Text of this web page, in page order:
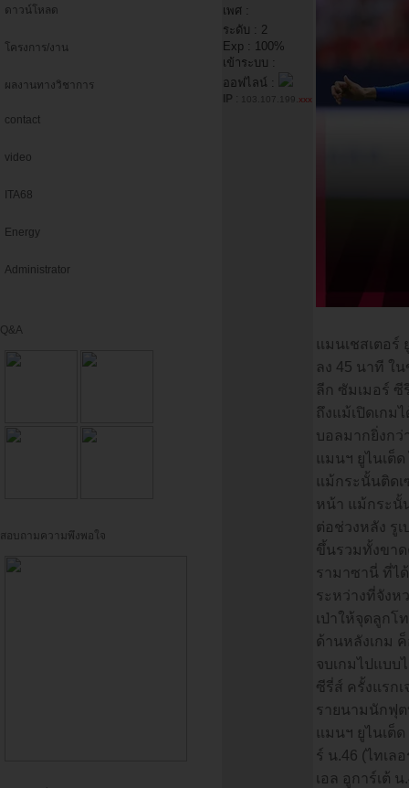
ดาวน์โหลด
โครงการ/งาน
ผลงานทางวิชาการ
contact
video
ITA68
Energy
Administrator
Q&A
สอบถามความพึงพอใจ
เพศ :
ระดับ : 2
Exp : 100%
เข้าระบบ :
ออฟไลน์ :
IP : 103.107.199. xxx
แมนเชสเตอร์
ลง 45 นาที ใ
ลีก ซัมเมอร์ ซี
ถึงแม้เปิดเกม
บอลมากยิ่งกว่
แมนฯ ยูไนเต็
แม้กระนั้นติดเ
หน้า แม้กระนั้
ต่อช่วงหลัง รู
ขึ้นรวมทั้งขาด
รามาซานี่ ที่ไ
ระหว่างที่จังห
เป่าให้จุดลูกโ
ด้านหลังเกม
จบเกมไปแบบ
ซีรี่ส์ ครั้งแรก
รายนามนักฟุ
แมนฯ ยูไนเต็
ร์ น.46 (ไทเล
เอล อูการ์เต้